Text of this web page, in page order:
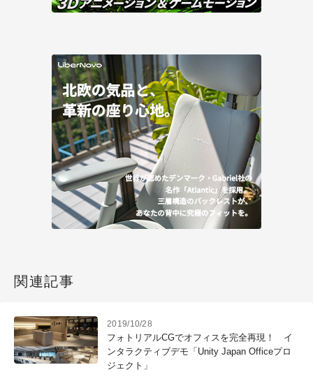
関連記事
2019/10/28
フォトリアルCGでオフィスを完全再現！ イ
ンタラクティブデモ「Unity Japan Officeプロ
ジェクト」